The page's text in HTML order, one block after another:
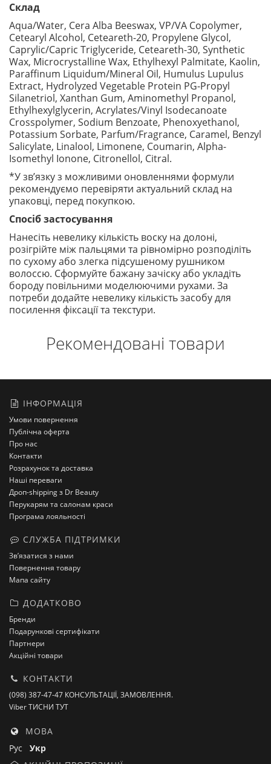
Склад
Aqua/Water, Cera Alba Beeswax, VP/VA Copolymer,
Cetearyl Alcohol, Ceteareth-20, Propylene Glycol,
Caprylic/Capric Triglyceride, Ceteareth-30, Synthetic
Wax, Microcrystalline Wax, Ethylhexyl Palmitate, Kaolin,
Paraffinum Liquidum/Mineral Oil, Humulus Lupulus
Extract, Hydrolyzed Vegetable Protein PG-Propyl
Silanetriol, Xanthan Gum, Aminomethyl Propanol,
Ethylhexylglycerin, Acrylates/Vinyl Isodecanoate
Crosspolymer, Sodium Benzoate, Phenoxyethanol,
Potassium Sorbate, Parfum/Fragrance, Caramel, Benzyl
Salicylate, Linalool, Limonene, Coumarin, Alpha-
Isomethyl Ionone, Citronellol, Citral.
*У зв’язку з можливими оновленнями формули
рекомендуємо перевіряти актуальний склад на
упаковці, перед покупкою.
Спосіб застосування
Нанесіть невелику кількість воску на долоні,
розігрійте між пальцями та рівномірно розподіліть
по сухому або злегка підсушеному рушником
волоссю. Сформуйте бажану зачіску або укладіть
бороду повільними моделюючими рухами. За
потреби додайте невелику кількість засобу для
посилення фіксації та текстури.
Рекомендовані товари
ІНФОРМАЦІЯ
Умови повернення
Публічна оферта
Про нас
Контакти
Розрахунок та доставка
Наші переваги
Дроп-shipping з Dr Beauty
Перукарям та салонам краси
Програма лояльності
СЛУЖБА ПІДТРИМКИ
Зв’язатися з нами
Повернення товару
Мапа сайту
ДОДАТКОВО
Бренди
Подарункові сертифікати
Партнери
Акційні товари
КОНТАКТИ
(098) 387-47-47 КОНСУЛЬТАЦІЇ, ЗАМОВЛЕННЯ.
Viber ТИСНИ ТУТ
МОВА
Рус Укр